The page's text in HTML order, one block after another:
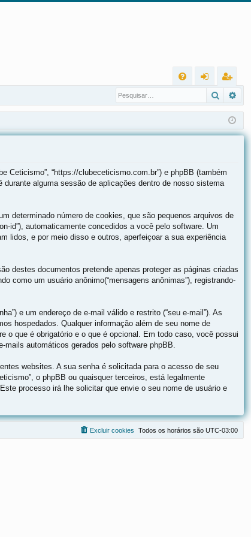
Q
ra
r
eg
ist
ra
Ceticismo”, “https://clubeceticismo.com.br”) e phpBB (também
durante alguma sessão de aplicações dentro de nosso sistema
determinado número de cookies, que são pequenos arquivos de
id”), automaticamente concedidos a você pelo software. Um
lidos, e por meio disso e outros, aperfeiçoar a sua experiência
destes documentos pretende apenas proteger as páginas criadas
como um usuário anônimo(“mensagens anônimas”), registrando-
e um endereço de e-mail válido e restrito (“seu e-mail”). As
hospedados. Qualquer informação além de seu nome de
o que é obrigatório e o que é opcional. Em todo caso, você possui
automáticos gerados pelo software phpBB.
websites. A sua senha é solicitada para o acesso de seu
o phpBB ou quaisquer terceiros, está legalmente
processo irá lhe solicitar que envie o seu nome de usuário e
Todos os horários são UTC-03:00
Excluir cookies